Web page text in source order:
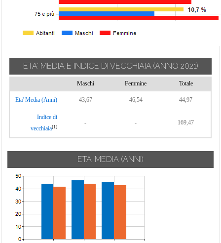
ETA' MEDIA E INDICE DI VECCHIAIA (ANNO 2021)
Maschi Femmine Totale
Eta' Media (Anni) 43,67 46,54 44,97
Indice di
vecchiaia[1]
- - 169,47
ETA' MEDIA (ANNI)